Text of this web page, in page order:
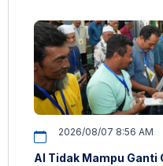
2026/08/07 8:56 AM
AI Tidak Mampu Ganti